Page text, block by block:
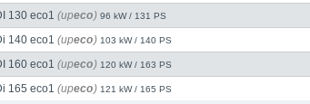
130 eco1 (upeco) 96 kW / 131 PS
140 eco1 (upeco) 103 kW / 140 PS
160 eco1 (upeco) 120 kW / 163 PS
165 eco1 (upeco) 121 kW / 165 PS